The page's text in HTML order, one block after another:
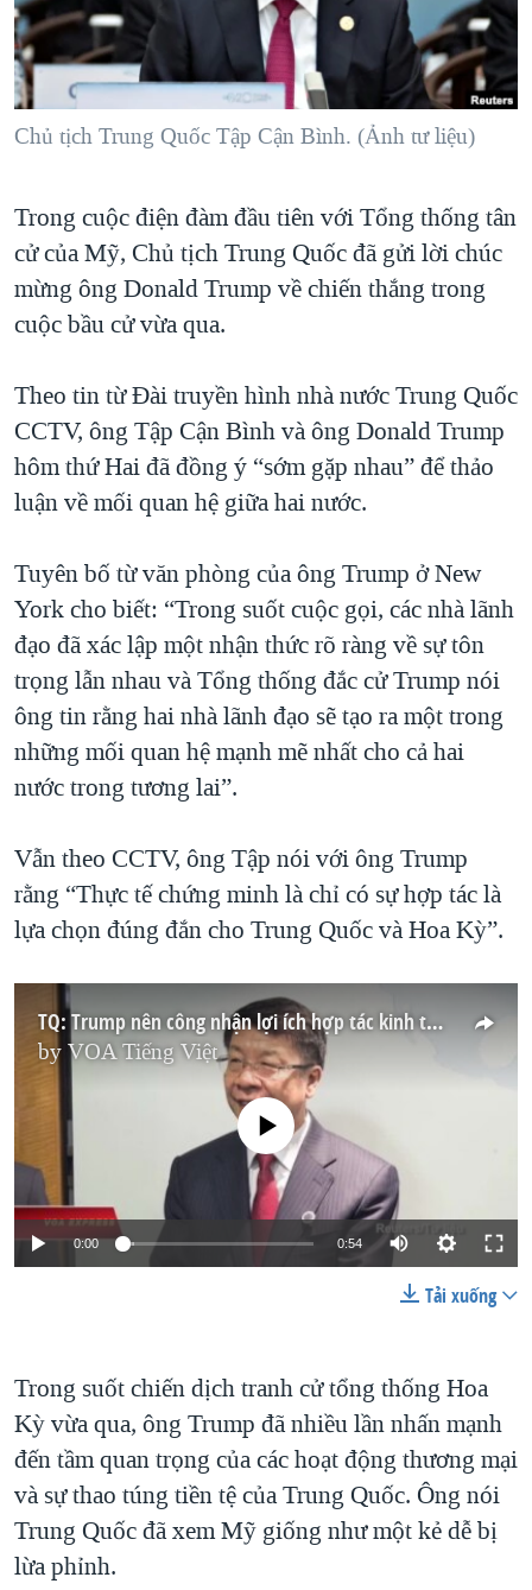
"Tìm"NGƯỜI VIỆT HẢI NGOẠI
ĐỜI SỐNG
KINH TẾ
KHOA HỌC
THỂ THAO
GIÁO DỤC
HÀNH TRÌNH BẦU CỬ 2024
MỘT NĂM CHIẾN TRANH TẠI DẢI GAZA
GIẢI MÃ VÀNH ĐAI & CON ĐƯỜNG
TRỊNH VĨNH BÌNH - NGƯỜI HẠ 'BÊN THẮNG CUỘC'
GROUND ZERO – XƯA VÀ NAY
CHI PHÍ CHIẾN TRANH AFGHANISTAN
THƯỢNG ĐỈNH TRUMP-KIM TẠI VIỆT NAM
TRỊNH VĨNH BÌNH VS. CHÍNH PHỦ VIỆT NAM
NGƯ DÂN VIỆT VÀ LÀN SÓNG TRỘM HẢI SÂM
BÊN KIA QUỐC LỘ: TIẾNG VỌNG TỪ NÔNG THÔN MỸ
QUAN HỆ VIỆT MỸ
VIDEO
NGHE
MẠNG XÃ HỘI
Ngôn ngữ khác
Chủ tịch Trung Quốc Tập Cận Bình. (Ảnh tư liệu)
Trong cuộc điện đàm đầu tiên với Tổng thống tân
cử của Mỹ, Chủ tịch Trung Quốc đã gửi lời chúc
mừng ông Donald Trump về chiến thắng trong
cuộc bầu cử vừa qua.
Theo tin từ Đài truyền hình nhà nước Trung Quốc
CCTV, ông Tập Cận Bình và ông Donald Trump
hôm thứ Hai đã đồng ý “sớm gặp nhau” để thảo
luận về mối quan hệ giữa hai nước.
Tuyên bố từ văn phòng của ông Trump ở New
York cho biết: “Trong suốt cuộc gọi, các nhà lãnh
đạo đã xác lập một nhận thức rõ ràng về sự tôn
trọng lẫn nhau và Tổng thống đắc cử Trump nói
ông tin rằng hai nhà lãnh đạo sẽ tạo ra một trong
những mối quan hệ mạnh mẽ nhất cho cả hai
nước trong tương lai”.
Vẫn theo CCTV, ông Tập nói với ông Trump
rằng “Thực tế chứng minh là chỉ có sự hợp tác là
lựa chọn đúng đắn cho Trung Quốc và Hoa Kỳ”.
TQ: Trump nên công nhận lợi ích hợp tác kinh tế Mỹ-Trung
by VOA Tiếng Việt
No media source currently available
0:00 0:54
Tải xuống
Trong suốt chiến dịch tranh cử tổng thống Hoa
Kỳ vừa qua, ông Trump đã nhiều lần nhấn mạnh
đến tầm quan trọng của các hoạt động thương mại
và sự thao túng tiền tệ của Trung Quốc. Ông nói
Trung Quốc đã xem Mỹ giống như một kẻ dễ bị
lừa phỉnh.